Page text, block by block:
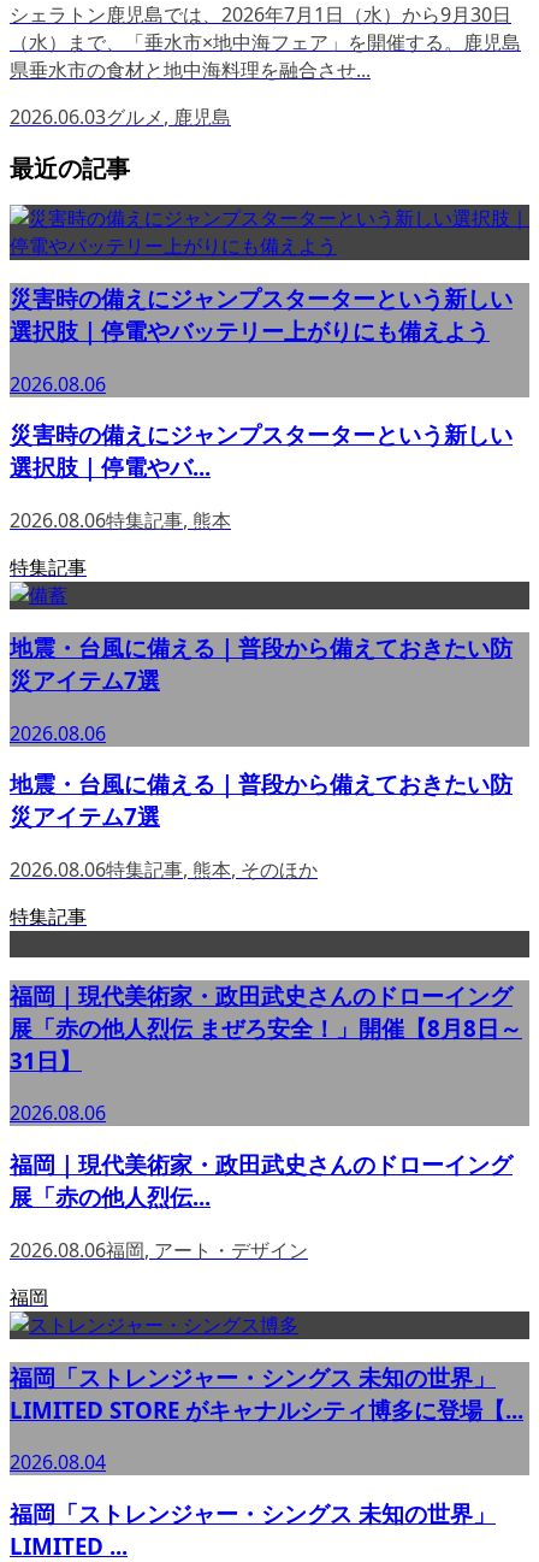
シェラトン鹿児島では、2026年7月1日（水）から9月30日
（水）まで、「垂水市×地中海フェア」を開催する。鹿児島
県垂水市の食材と地中海料理を融合させ...
2026.06.03グルメ, 鹿児島
最近の記事
災害時の備えにジャンプスターターという新しい
選択肢｜停電やバッテリー上がりにも備えよう
2026.08.06
災害時の備えにジャンプスターターという新しい
選択肢｜停電やバ...
2026.08.06特集記事, 熊本
特集記事
地震・台風に備える｜普段から備えておきたい防
災アイテム7選
2026.08.06
地震・台風に備える｜普段から備えておきたい防
災アイテム7選
2026.08.06特集記事, 熊本, そのほか
特集記事
福岡｜現代美術家・政田武史さんのドローイング
展「赤の他人烈伝 まぜろ安全！」開催【8月8日～
31日】
2026.08.06
福岡｜現代美術家・政田武史さんのドローイング
展「赤の他人烈伝...
2026.08.06福岡, アート・デザイン
福岡
福岡「ストレンジャー・シングス 未知の世界」
LIMITED STORE がキャナルシティ博多に登場【...
2026.08.04
福岡「ストレンジャー・シングス 未知の世界」
LIMITED ...